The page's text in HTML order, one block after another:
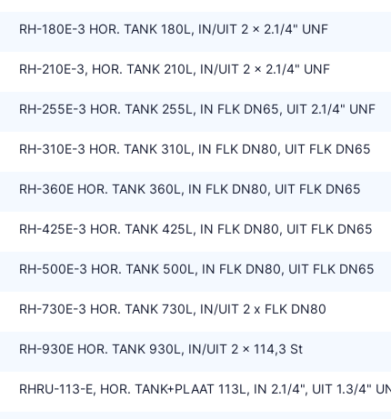
RH-180E-3 HOR. TANK 180L, IN/UIT 2 x 2.1/4" UNF
RH-210E-3, HOR. TANK 210L, IN/UIT 2 x 2.1/4" UNF
RH-255E-3 HOR. TANK 255L, IN FLK DN65, UIT 2.1/4" UNF
RH-310E-3 HOR. TANK 310L, IN FLK DN80, UIT FLK DN65
RH-360E HOR. TANK 360L, IN FLK DN80, UIT FLK DN65
RH-425E-3 HOR. TANK 425L, IN FLK DN80, UIT FLK DN65
RH-500E-3 HOR. TANK 500L, IN FLK DN80, UIT FLK DN65
RH-730E-3 HOR. TANK 730L, IN/UIT 2 x FLK DN80
RH-930E HOR. TANK 930L, IN/UIT 2 x 114,3 St
RHRU-113-E, HOR. TANK+PLAAT 113L, IN 2.1/4", UIT 1.3/4"